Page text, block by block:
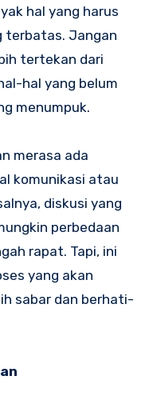
hal yang harus
terbatas. Jangan
tertekan dari
hal yang belum
menumpuk.
merasa ada
komunikasi atau
diskusi yang
perbedaan
rapat. Tapi, ini
yang akan
sabar dan berhati-